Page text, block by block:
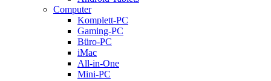
Computer
Komplett-PC
Gaming-PC
Büro-PC
iMac
All-in-One
Mini-PC